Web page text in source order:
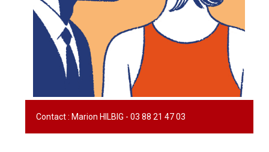
Contact : Marion HILBIG - 03 88 21 47 03